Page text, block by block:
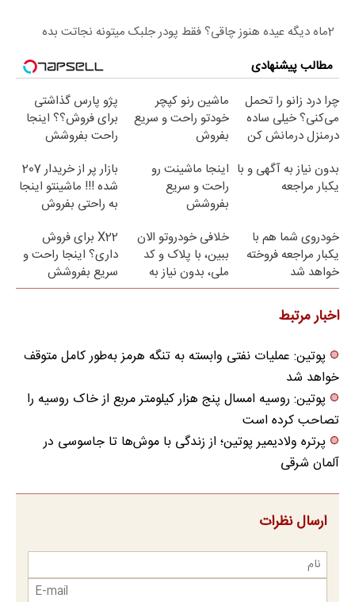
2ماه دیگه عیده هنوز چاقی؟ فقط پودر جلبک میتونه نجاتت بده
مطالب پیشنهادی
چرا درد زانو را تحمل
می‌کنی؟ خیلی ساده
درمنزل درمانش کن
ماشین رنو کپچر
خودتو راحت و سریع
بفروش
پژو پارس گذاشتی
برای فروش؟؟ اینجا
راحت بفروشش
بدون نیاز به آگهی و با
یکبار مراجعه
اینجا ماشینت رو
راحت و سریع
بفروشش
بازار پر از خریدار 207
شده !!! ماشینتو اینجا
به راحتی بفروش
خودروی شما هم با
یکبار مراجعه فروخته
خواهد شد
خلافی خودروتو الان
ببین، با پلاک و کد
ملی، بدون نیاز به
مراجعه حضوری
X22 برای فروش
داری؟ اینجا راحت و
سریع بفروشش
اخبار مرتبط
پوتین: عملیات نفتی وابسته به تنگه هرمز به‌طور کامل متوقف
خواهد شد
پوتین: روسیه امسال پنج هزار کیلومتر مربع از خاک روسیه را
تصاحب کرده است
پرتره ولادیمیر پوتین؛ از زندگی با موش‌ها تا جاسوسی در
آلمان شرقی
ارسال نظرات